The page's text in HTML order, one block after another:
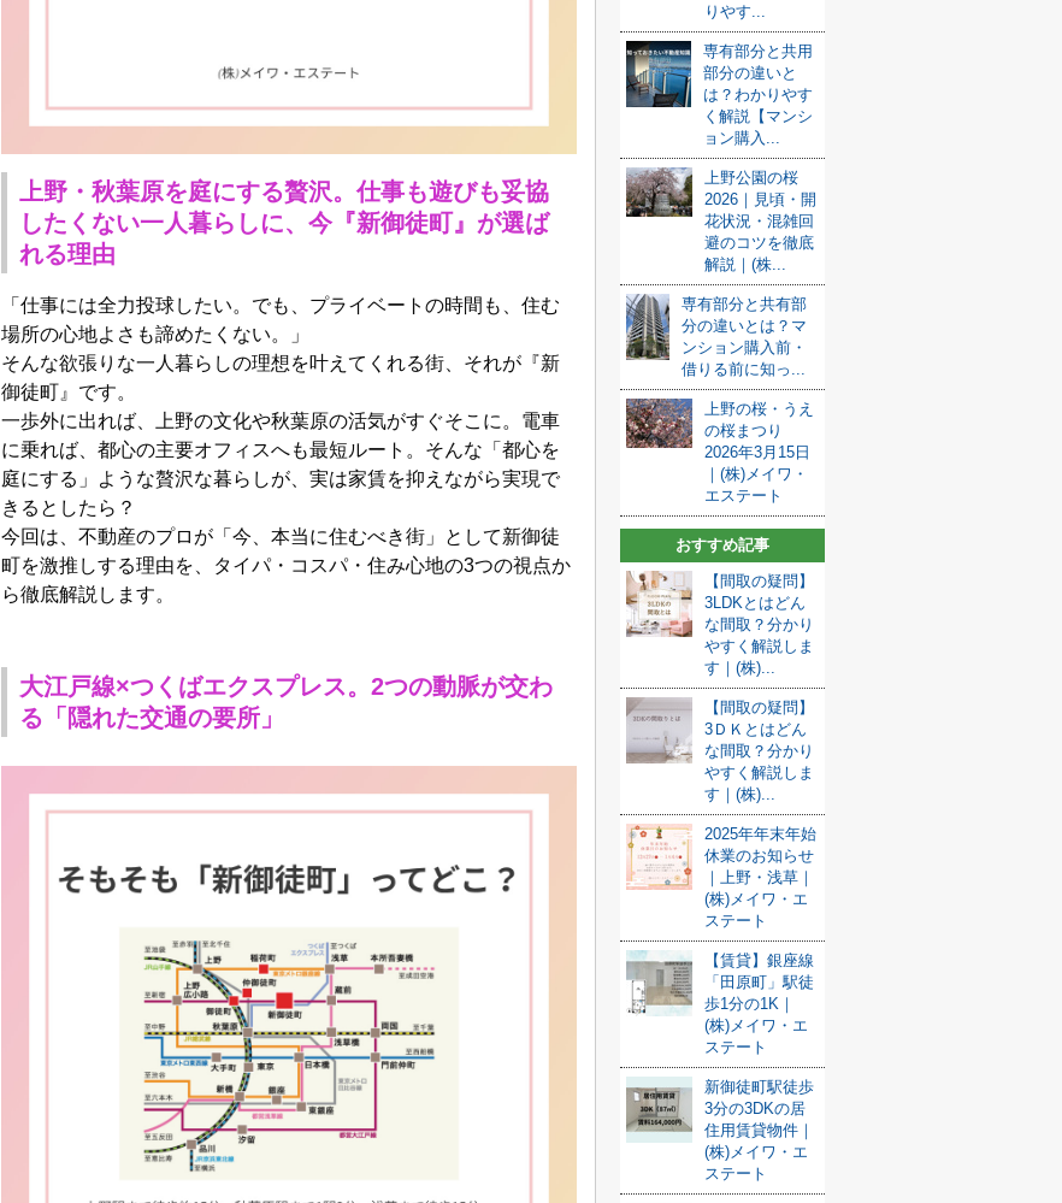
上野・秋葉原を庭にする贅沢。仕事も遊びも妥協
したくない一人暮らしに、今『新御徒町』が選ば
れる理由
「仕事には全力投球したい。でも、プライベートの時間も、住む
場所の心地よさも諦めたくない。」
そんな欲張りな一人暮らしの理想を叶えてくれる街、それが『新
御徒町』です。
一歩外に出れば、上野の文化や秋葉原の活気がすぐそこに。電車
に乗れば、都心の主要オフィスへも最短ルート。そんな「都心を
庭にする」ような贅沢な暮らしが、実は家賃を抑えながら実現で
きるとしたら？
今回は、不動産のプロが「今、本当に住むべき街」として新御徒
町を激推しする理由を、タイパ・コスパ・住み心地の3つの視点か
ら徹底解説します。
大江戸線×つくばエクスプレス。2つの動脈が交わ
る「隠れた交通の要所」
りやす...
専有部分と共用
部分の違いと
は？わかりやす
く解説【マンシ
ョン購入...
上野公園の桜
2026｜見頃・開
花状況・混雑回
避のコツを徹底
解説｜(株...
専有部分と共有部
分の違いとは？マ
ンション購入前・
借りる前に知っ...
上野の桜・うえ
の桜まつり
2026年3月15日
｜(株)メイワ・
エステート
おすすめ記事
【間取の疑問】
3LDKとはどん
な間取？分かり
やすく解説しま
す｜(株)...
【間取の疑問】
3ＤＫとはどん
な間取？分かり
やすく解説しま
す｜(株)...
2025年年末年始
休業のお知らせ
｜上野・浅草｜
(株)メイワ・エ
ステート
【賃貸】銀座線
「田原町」駅徒
歩1分の1K｜
(株)メイワ・エ
ステート
新御徒町駅徒歩
3分の3DKの居
住用賃貸物件｜
(株)メイワ・エ
ステート